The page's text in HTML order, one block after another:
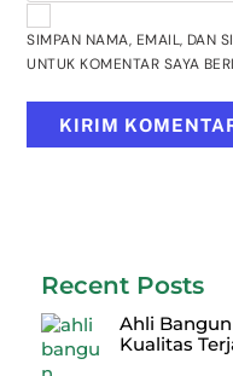
SIMPAN NAMA, EMAIL, DAN
UNTUK KOMENTAR SAYA
Recent Posts
Ahli
Kualitas